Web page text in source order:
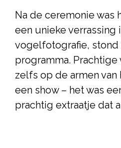
Na de ceremonie was
een unieke verrassing
vogelfotografie,
programma.
zelfs op de armen van
een show – het was
prachtig extraatje dat